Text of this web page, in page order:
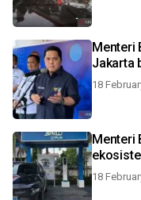
Menteri
Jakarta
18
Menteri
18